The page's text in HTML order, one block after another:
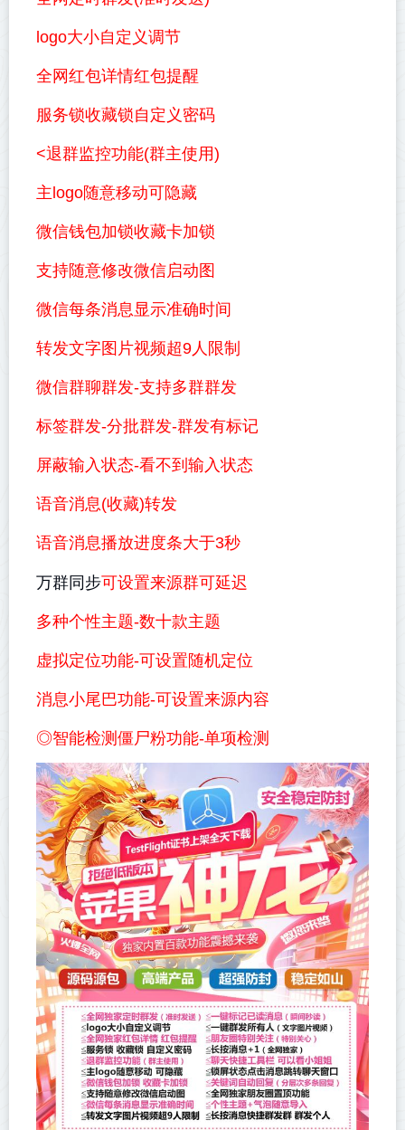
logo大小自定义调节
全网红包详情红包提醒
服务锁收藏锁自定义密码
<退群监控功能(群主使用)
主logo随意移动可隐藏
微信钱包加锁收藏卡加锁
支持随意修改微信启动图
微信每条消息显示准确时间
转发文字图片视频超9人限制
微信群聊群发-支持多群群发
标签群发-分批群发-群发有标记
屏蔽输入状态-看不到输入状态
语音消息(收藏)转发
语音消息播放进度条大于3秒
万群同步可设置来源群可延迟
多种个性主题-数十款主题
虚拟定位功能-可设置随机定位
消息小尾巴功能-可设置来源内容
◎智能检测僵尸粉功能-单项检测